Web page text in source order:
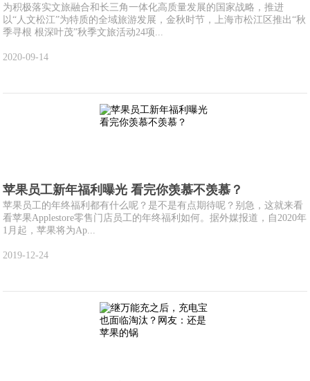
为积极落实文旅融合和长三角一体化高质量发展的国家战略，推进
以“人文松江”为特质的全域旅游发展，金秋时节，上海市松江区推出“秋
季寻根 根深叶茂”秋季文旅活动24项...
2020-09-14
苹果员工新年福利曝光 看完你羡慕不羡慕？
苹果员工的年终福利都有什么呢？是不是有点期待呢？别急，这就来看
看苹果Applestore零售门店员工的年终福利如何。据外媒报道，自2020年
1月起，苹果将为Ap...
2019-12-24